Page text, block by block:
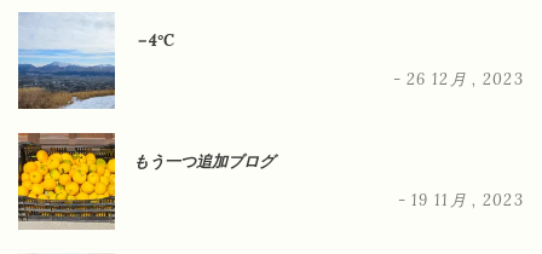
－4°C
- 26 12月 , 2023
もう一つ追加ブログ
- 19 11月 , 2023